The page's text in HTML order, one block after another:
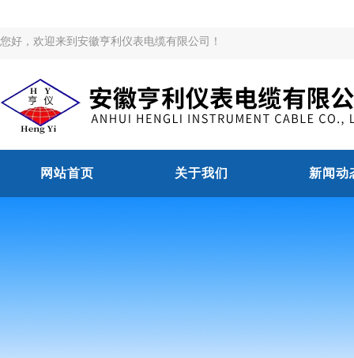
您好，欢迎来到安徽亨利仪表电缆有限公司！
网站首页 关于我们 新闻动